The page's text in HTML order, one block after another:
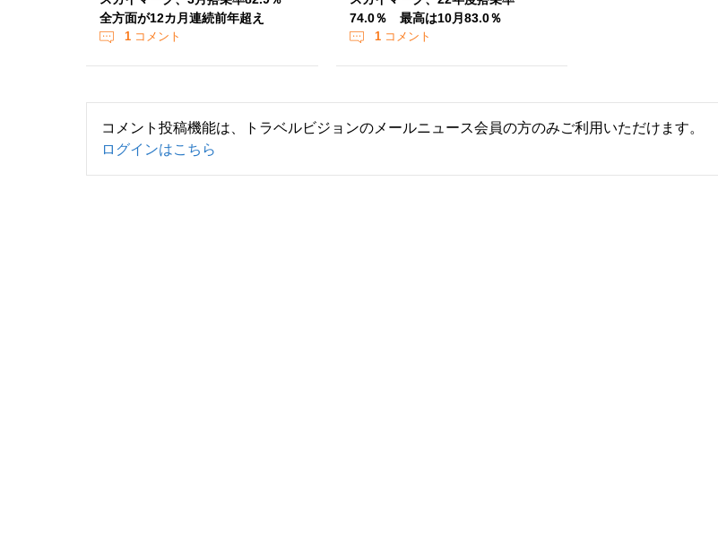
全方面が12カ月連続前年超え
1 コメント
74.0％ 最高は10月83.0％
1コメント
コメント投稿機能は、トラベルビジョンのメールニュース会員の方のみご利用いただけます。
ログインはこちら